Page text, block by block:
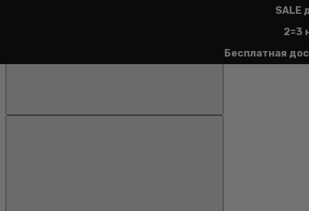
SALE
2=3
Бесплатная